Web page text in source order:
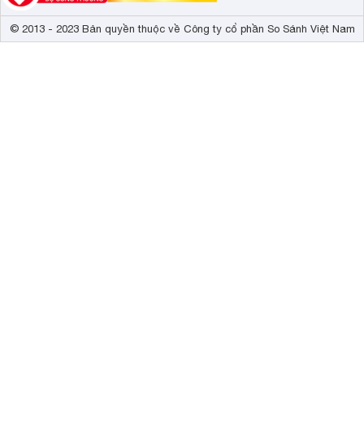
© 2013 - 2023 Bản quyền thuộc về Công ty cổ phần So Sánh Việt Nam